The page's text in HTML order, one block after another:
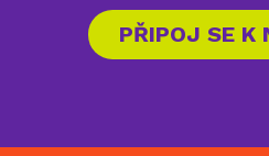
PŘIPOJ SE K